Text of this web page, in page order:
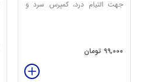
جهت التیام درد، کمپرس سرد و
99,000 تومان